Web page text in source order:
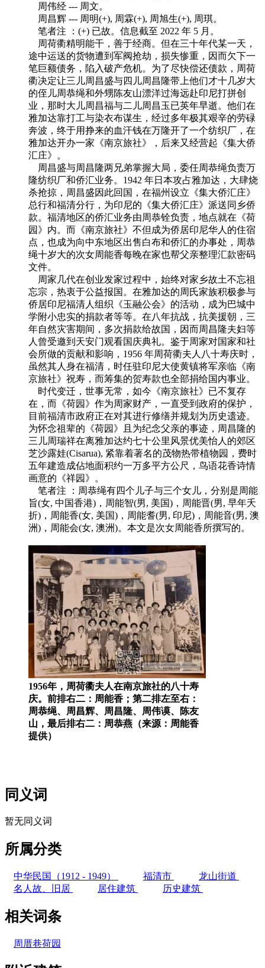
周伟经 --- 周文。
周昌辉 --- 周明(+), 周霖(+), 周旭生(+), 周琪。
笔者注 ：(+) 已故。信息截至 2022 年 5 月。
周荷衢精明能干，善于经商。但在三十年代某一天，
途中运送的货物遭到军阀抢劫，损失惨重，因而欠下一
笔巨额债务，陷入破产危机。为了尽快偿还债款，周荷
衢决定让三儿周昌盛与四儿周昌隆带上他们才十几岁大
的侄儿周恭绳和外甥陈友山漂洋过海远赴印尼打拼创
业，那时大儿周昌福与二儿周昌玉已英年早逝。他们在
雅加达靠打工与染衣布谋生，经过多年极其艰辛的劳碌
奔波，终于用挣来的血汗钱在万隆开了一个纺织厂，在
雅加达开办一家《南京旅社》，后来又经营起《集大侨
汇庄》。
周昌盛与周昌隆两兄弟掌握大局，委任周恭绳负责万
隆纺织厂和侨汇业务。1942 年日本攻占雅加达，大肆烧
杀抢掠，周昌盛因此回国，在福州设立《集大侨汇庄》
总行和福清分行，为印尼的《集大侨汇庄》派送同乡侨
款。福清地区的侨汇业务由周恭铨负责，地点就在《荷
园》内。而《南京旅社》不但成为侨居印尼华人的住宿
点，也成为向中东地区出售白布和侨汇的办事处，周恭
绳十岁大的次女周能香每晚在家也帮父亲整理汇款密码
文件。
周家几代在创业发家过程中，始终对家乡故土不忘祖
忘宗，热衷于公益报国。在雅加达的周氏家族积极参与
侨居印尼福清人组织《玉融公会》的活动，成为巴城中
学附小忠实的捐款者等等。在八年抗战，抗美援朝，三
年自然灾害期间，多次捐款给故国，因而周昌隆夫妇等
人曾受邀到天安门观看国庆典礼。鉴于周家对国家和社
会所做的贡献和影响，1956 年周荷衢夫人八十寿庆时，
虽然其人身在福清，时任驻印尼大使黄镇将军亲临《南
京旅社》祝寿，而筹集的贺寿款也全部捐给国内事业。
时代变迁，世事无常，如今《南京旅社》已不复存
在，而《荷园》作为周家财产，一直受到政府的保护，
目前福清市政府正在对其进行修缮并规划为历史遗迹。
为怀念祖辈的《荷园》且为纪念父亲的事迹，周昌隆的
三儿周瑞祥在离雅加达约七十公里风景优美怡人的郊区
芝沙露娃(Cisarua), 紧靠着著名的茂物热带植物园，费时
五年建造成佔地面积约一万多平方公尺，鸟语花香诗情
画意的《祥园》。
笔者注 ：周恭绳有四个儿子与三个女儿，分别是周能
旨(女, 中国香港)，周能智(男, 美国)，周能晋(男, 早年夭
折)，周能香(女, 美国)，周能耆(男, 印尼)，周能音(男, 澳
洲)，周能会(女, 澳洲)。本文是次女周能香所撰写的。
1956年，周荷衢夫人在南京旅社的八十寿
庆。前排右二：周能香；第二排左至右：
周恭绳、周昌辉、周昌隆、周伟谟、陈友
山，最后排右二：周恭燕（来源：周能香
提供）
同义词
暂无同义词
所属分类
中华民国（1912 - 1949） 福清市
龙山街道
名人故、旧居
居住建筑 历史建筑
相关词条
周厝巷荷园